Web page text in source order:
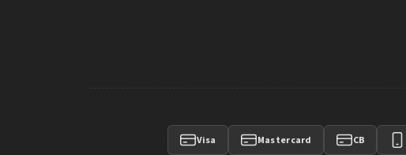
Visa Mastercard CB